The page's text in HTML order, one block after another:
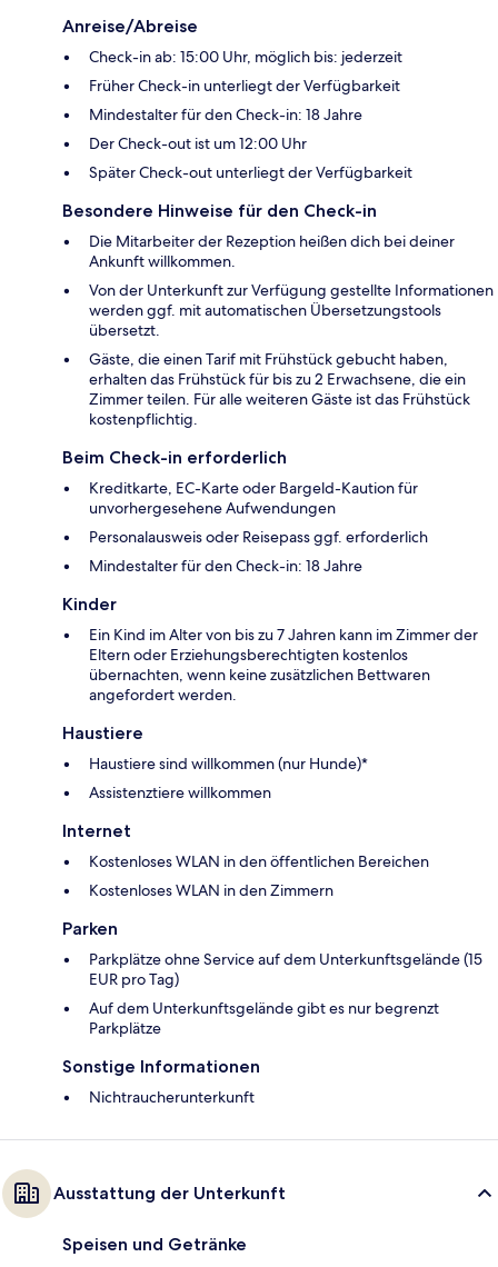
Anreise/Abreise
Check-in ab: 15:00 Uhr, möglich bis: jederzeit
Früher Check-in unterliegt der Verfügbarkeit
Mindestalter für den Check-in: 18 Jahre
Der Check-out ist um 12:00 Uhr
Später Check-out unterliegt der Verfügbarkeit
Besondere Hinweise für den Check-in
Die Mitarbeiter der Rezeption heißen dich bei deiner
Ankunft willkommen.
Von der Unterkunft zur Verfügung gestellte Informationen
werden ggf. mit automatischen Übersetzungstools
übersetzt.
Gäste, die einen Tarif mit Frühstück gebucht haben,
erhalten das Frühstück für bis zu 2 Erwachsene, die ein
Zimmer teilen. Für alle weiteren Gäste ist das Frühstück
kostenpflichtig.
Beim Check-in erforderlich
Kreditkarte, EC-Karte oder Bargeld-Kaution für
unvorhergesehene Aufwendungen
Personalausweis oder Reisepass ggf. erforderlich
Mindestalter für den Check-in: 18 Jahre
Kinder
Ein Kind im Alter von bis zu 7 Jahren kann im Zimmer der
Eltern oder Erziehungsberechtigten kostenlos
übernachten, wenn keine zusätzlichen Bettwaren
angefordert werden.
Haustiere
Haustiere sind willkommen (nur Hunde)*
Assistenztiere willkommen
Internet
Kostenloses WLAN in den öffentlichen Bereichen
Kostenloses WLAN in den Zimmern
Parken
Parkplätze ohne Service auf dem Unterkunftsgelände (15
EUR pro Tag)
Auf dem Unterkunftsgelände gibt es nur begrenzt
Parkplätze
Sonstige Informationen
Nichtraucherunterkunft
Ausstattung der Unterkunft
Speisen und Getränke